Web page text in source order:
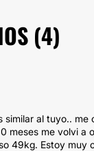
(4)
similar al tuyo..
meses me volvi a
49kg. Estoy muy